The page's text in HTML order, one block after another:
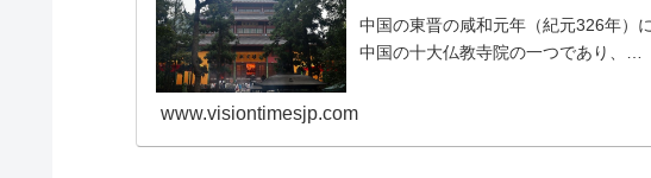
中国の東晋の咸和元年（紀元326年）
中国の十大仏教寺院の一つであり、…
www.visiontimesjp.com